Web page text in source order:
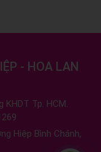
- HOA LAN
KHDT Tp. HCM.
Hiệp Bình Chánh,